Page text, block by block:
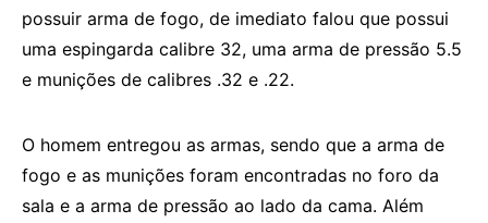
possuir arma de fogo, de imediato falou que possui
uma espingarda calibre 32, uma arma de pressão 5.5
e munições de calibres .32 e .22.
O homem entregou as armas, sendo que a arma de
fogo e as munições foram encontradas no foro da
sala e a arma de pressão ao lado da cama. Além